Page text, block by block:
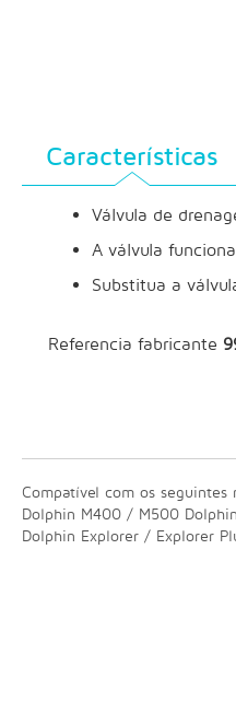
Características
Válvula de
A válvula
Substitua a
Referencia fabricante
Compatível com os
Dolphin M400 / M500
Dolphin Explorer / Explorer